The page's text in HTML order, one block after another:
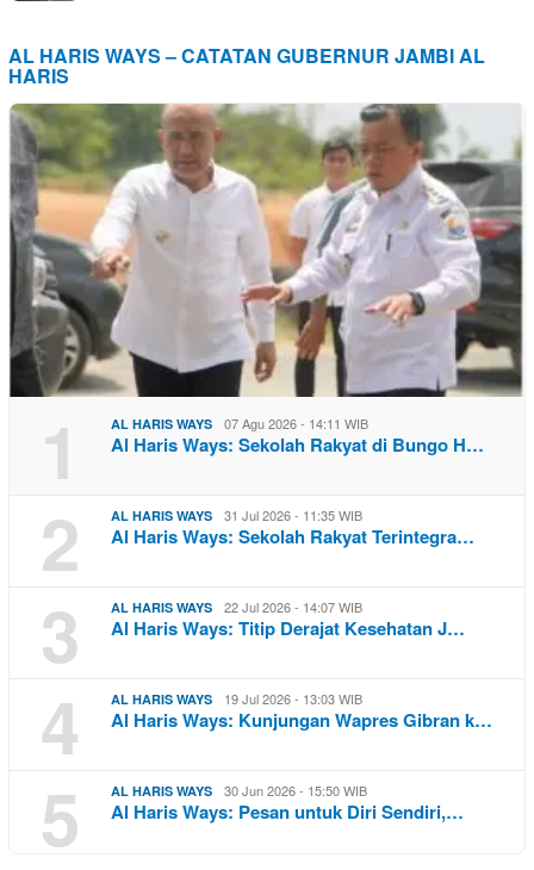
AL HARIS WAYS – CATATAN GUBERNUR JAMBI AL
HARIS
1 AL HARIS WAYS 07 Agu 2026 - 14:11 WIB
Al Haris Ways: Sekolah Rakyat di Bungo H…
2 AL HARIS WAYS 31 Jul 2026 - 11:35 WIB
Al Haris Ways: Sekolah Rakyat Terintegra…
3 AL HARIS WAYS 22 Jul 2026 - 14:07 WIB
Al Haris Ways: Titip Derajat Kesehatan J…
4 AL HARIS WAYS 19 Jul 2026 - 13:03 WIB
Al Haris Ways: Kunjungan Wapres Gibran k…
5 AL HARIS WAYS 30 Jun 2026 - 15:50 WIB
Al Haris Ways: Pesan untuk Diri Sendiri,…